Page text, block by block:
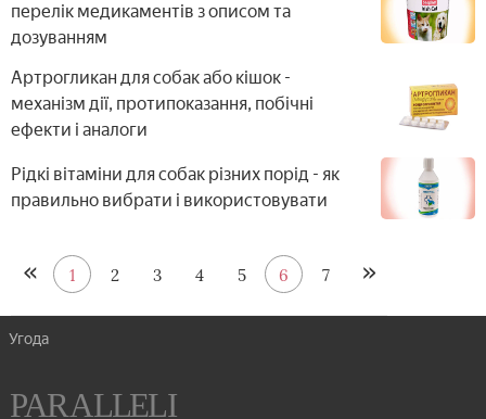
перелік медикаментів з описом та
дозуванням
Артрогликан для собак або кішок -
механізм дії, протипоказання, побічні
ефекти і аналоги
Рідкі вітаміни для собак різних порід - як
правильно вибрати і використовувати
1 2 3 4 5 6 7
Угода